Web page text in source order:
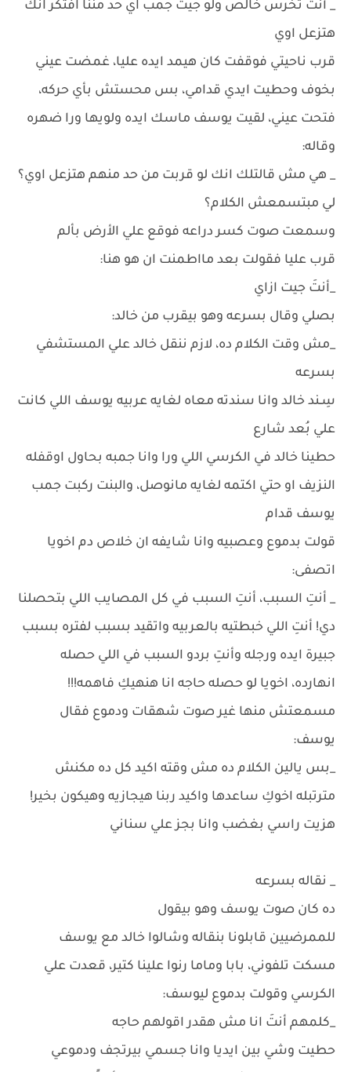
_ أنتَ تخرس خالص ولو جيت جمب اي حد مننا افتكر انك
هتزعل اوي
قرب ناحيتي فوقفت كان هيمد ايده عليا، غمضت عيني
بخوف وحطيت ايدي قدامي، بس محستش بأي حركه،
فتحت عيني، لقيت يوسف ماسك ايده ولويها ورا ضهره
وقاله:
_ هي مش قالتلك انك لو قربت من حد منهم هتزعل اوي؟
لي مبتسمعش الكلام؟
وسمعت صوت كسر دراعه فوقع علي الأرض بألم
قرب عليا فقولت بعد مااطمنت ان هو هنا:
_أنتَ جيت ازاي
بصلي وقال بسرعه وهو بيقرب من خالد:
_مش وقت الكلام ده، لازم ننقل خالد علي المستشفي
بسرعه
سِـند خالد وانا سندته معاه لغايه عربيه يوسف اللي كانت
علي بُعد شارع
حطينا خالد في الكرسي اللي ورا وانا جمبه بحاول اوقفله
النزيف او حتي اكتمه لغايه مانوصل، والبنت ركبت جمب
يوسف قدام
قولت بدموع وعصبيه وانا شايفه ان خلاص دم اخويا
اتصفى:
_ أنتِ السبب، أنتِ السبب في كل المصايب اللي بتحصلنا
دي! أنتِ اللي خبطتيه بالعربيه واتقيد بسبب لفتره بسبب
جبيرة ايده ورجله وأنتِ بردو السبب في اللي حصله
انهارده، اخويا لو حصله حاجه انا هنهيكِ فاهمه!!!
مسمعتش منها غير صوت شهقات ودموع فقال
يوسف:
_بس يالين الكلام ده مش وقته اكيد كل ده مكنش
مترتبله اخوكِ ساعدها واكيد ربنا هيجازيه وهيكون بخير!
هزيت راسي بغضب وانا بجز علي سناني
_ نقاله بسرعه
ده كان صوت يوسف وهو بيقول
للممرضيين قابلونا بنقاله وشالوا خالد مع يوسف
مسكت تلفوني، بابا وماما رنوا علينا كتير، قعدت علي
الكرسي وقولت بدموع ليوسف:
_كلمهم أنتَ انا مش هقدر اقولهم حاجه
حطيت وشي بين ايديا وانا جسمي بيرتجف ودموعي